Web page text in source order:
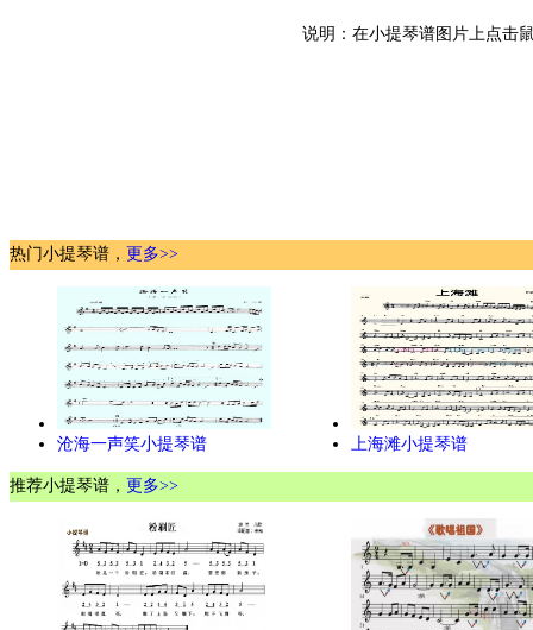
说明：在小提琴谱图片上点击
热门小提琴谱， 更多>>
沧海一声笑小提琴谱 上海滩小提琴谱
推荐小提琴谱， 更多>>